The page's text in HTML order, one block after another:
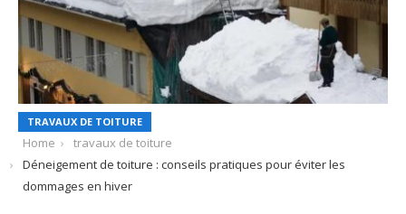
TRAVAUX DE TOITURE
Home
travaux de toiture
Déneigement de toiture : conseils pratiques pour éviter les
dommages en hiver